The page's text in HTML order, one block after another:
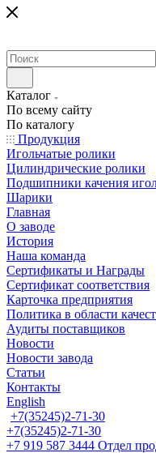
Каталог
По всему сайту
По каталогу
Продукция
Игольчатые ролики
Цилиндрические ролики
Подшипники качения
Шарики
Главная
О заводе
История
Наша команда
Сертификаты и Награды
Сертификат соответствия
Карточка предприятия
Политика в области
Аудиты поставщиков
Новости
Новости завода
Статьи
Контакты
English
+7(35245)2-71-30
+7(35245)2-71-30
+7 919 587 3444 Отдел